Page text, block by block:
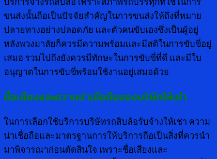
ขนส่งนั้นถือเป็นปัจจัยสำคัญในการขนส่งให้ถึงที่หมาย
ปลายทางอย่างปลอดภัย และตัวคนขับเองซึ่งเป็นผู้อยู่
หลังพวงมาลัยก็ควรมีความพร้อมและมีสติในการขับขี่อยู่
เสมอ รวมไปถึงยังควรมีทักษะในการขับขี่ที่ดี และมีใบ
อนุญาตในการขับขี่พร้อมใช้งานอยู่เสมอด้วย
ชื่อเสียงและความน่าเชื่อถือของบริษัทให้เช่า
ในการเลือกใช้บริการบริษัทรถสิบล้อรับจ้างให้เช่า ความ
น่าเชื่อถือและมาตรฐานการให้บริการถือเป็นสิ่งที่ควรนำ
มาพิจารณาก่อนตัดสินใจ เพราะชื่อเสียงและ